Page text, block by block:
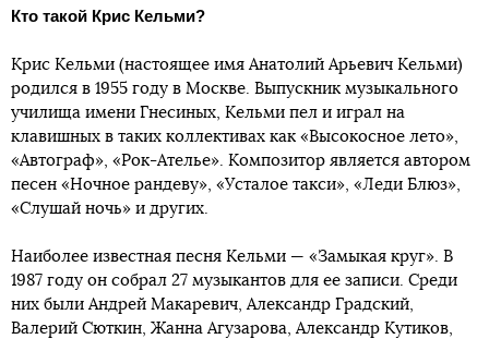
Кто такой Крис Кельми?
Крис Кельми (настоящее имя Анатолий Арьевич Кельми)
родился в 1955 году в Москве. Выпускник музыкального
училища имени Гнесиных, Кельми пел и играл на
клавишных в таких коллективах как «Высокосное лето»,
«Автограф», «Рок-Ателье». Композитор является автором
песен «Ночное рандеву», «Усталое такси», «Леди Блюз»,
«Слушай ночь» и других.
Наиболее известная песня Кельми — «Замыкая круг». В
1987 году он собрал 27 музыкантов для ее записи. Среди
них были Андрей Макаревич, Александр Градский,
Валерий Сюткин, Жанна Агузарова, Александр Кутиков,